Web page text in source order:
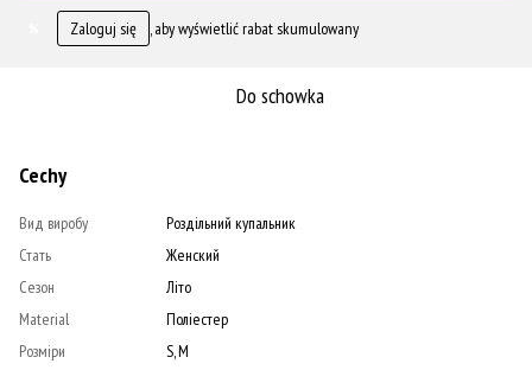
Zaloguj się , aby wyświetlić rabat skumulowany
Do schowka
Cechy
Вид виробу
Роздільний купальник
Стать
Женский
Сезон
Літо
Material
Поліестер
Розміри
S, M